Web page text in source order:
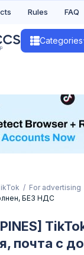
Rules FAQ
Categories
For advertising
БЕЗ НДС
почта с